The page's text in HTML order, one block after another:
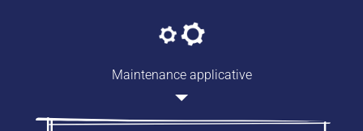
Maintenance applicative